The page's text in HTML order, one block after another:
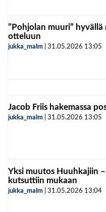
”Pohjolan muuri” hyvällä
otteluun
jukka_malm 31.05.2026 13:05
Jacob Friis hakemassa
jukka_malm 31.05.2026 13:05
Yksi muutos Huuhkajiin
kutsuttiin mukaan
jukka_malm 31.05.2026 13:04